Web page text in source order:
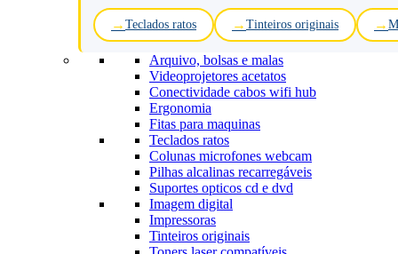
Teclados ratos Tinteiros originais
Arquivo, bolsas e malas
Videoprojetores acetatos
Conectividade cabos wifi hub
Ergonomia
Fitas para maquinas
Teclados ratos
Colunas microfones webcam
Pilhas alcalinas recarregáveis
Suportes opticos cd e dvd
Imagem digital
Impressoras
Tinteiros originais